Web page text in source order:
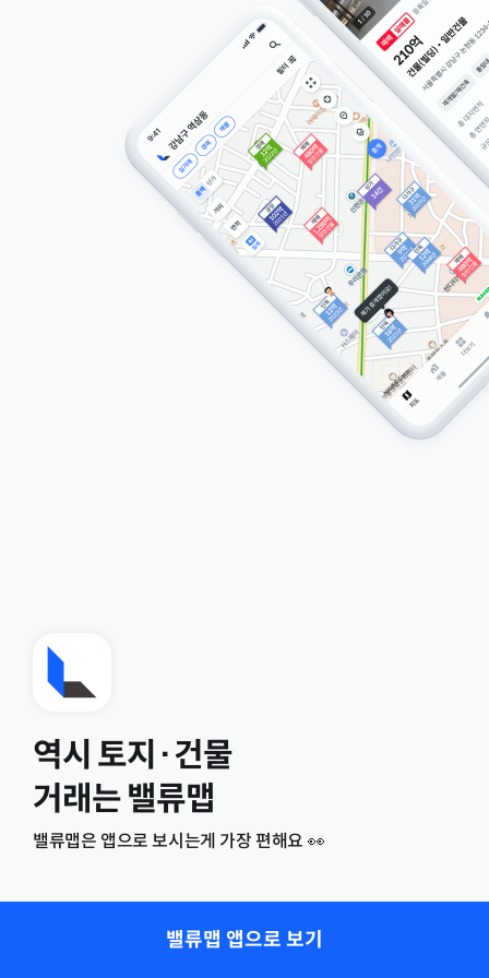
역시 토지·건물
거래는 밸류맵
밸류맵은 앱으로 보시는게 가장 편해요 👀
밸류맵 앱으로 보기